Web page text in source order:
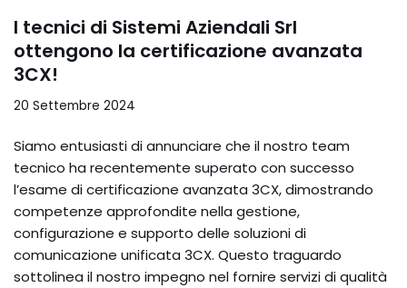
I tecnici di Sistemi Aziendali Srl
ottengono la certificazione avanzata
3CX!
20 Settembre 2024
Siamo entusiasti di annunciare che il nostro team
tecnico ha recentemente superato con successo
l’esame di certificazione avanzata 3CX, dimostrando
competenze approfondite nella gestione,
configurazione e supporto delle soluzioni di
comunicazione unificata 3CX. Questo traguardo
sottolinea il nostro impegno nel fornire servizi di qualità